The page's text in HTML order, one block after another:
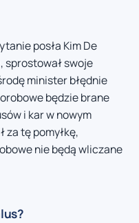
posła Kim De
sprostował swoje
minister błędnie
będzie brane
i kar w nowym
za tę pomyłkę,
nie będą wliczane